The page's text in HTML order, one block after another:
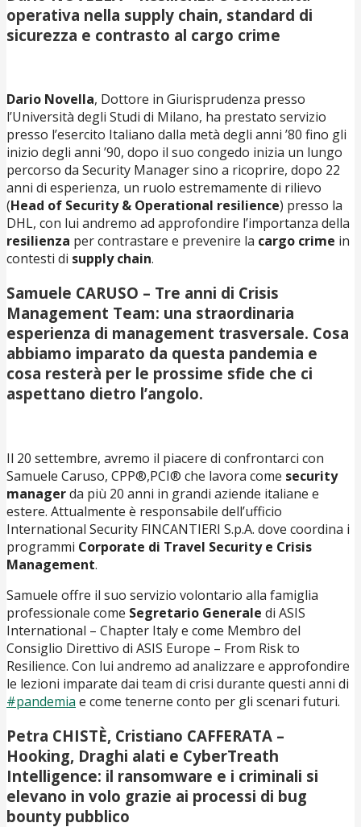
operativa nella supply chain, standard di
sicurezza e contrasto al cargo crime
Dario Novella, Dottore in Giurisprudenza presso
l’Università degli Studi di Milano, ha prestato servizio
presso l’esercito Italiano dalla metà degli anni ’80 fino gli
inizio degli anni ’90, dopo il suo congedo inizia un lungo
percorso da Security Manager sino a ricoprire, dopo 22
anni di esperienza, un ruolo estremamente di rilievo
(Head of Security & Operational resilience) presso la
DHL, con lui andremo ad approfondire l’importanza della
resilienza per contrastare e prevenire la cargo crime in
contesti di supply chain.
Samuele CARUSO – Tre anni di Crisis
Management Team: una straordinaria
esperienza di management trasversale. Cosa
abbiamo imparato da questa pandemia e
cosa resterà per le prossime sfide che ci
aspettano dietro l’angolo.
Il 20 settembre, avremo il piacere di confrontarci con
Samuele Caruso, CPP®,PCI® che lavora come security
managerda più 20 anni in grandi aziende italiane e
estere. Attualmente è responsabile dell’ufficio
International Security FINCANTIERI S.p.A. dove coordina i
programmi Corporate di Travel Security e Crisis
Management.
Samuele offre il suo servizio volontario alla famiglia
professionale come Segretario Generale di ASIS
International – Chapter Italy e come Membro del
Consiglio Direttivo di ASIS Europe – From Risk to
Resilience. Con lui andremo ad analizzare e approfondire
le lezioni imparate dai team di crisi durante questi anni di
#pandemia e come tenerne conto per gli scenari futuri.
Petra CHISTÈ, Cristiano CAFFERATA –
Hooking, Draghi alati e CyberTreath
Intelligence: il ransomware e i criminali si
elevano in volo grazie ai processi di bug
bounty pubblico